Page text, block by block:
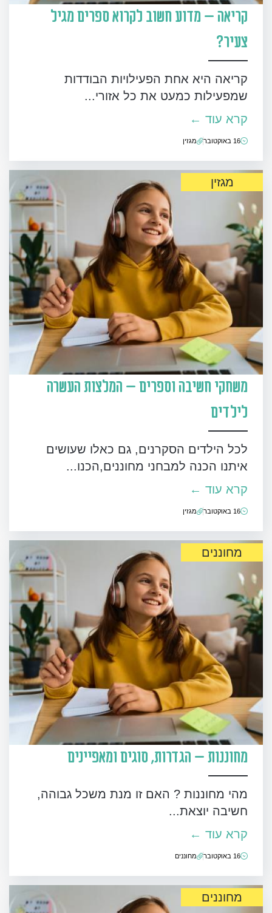
קריאה – מדוע חשוב לקרוא ספרים מגיל
צעיר?
קריאה היא אחת הפעילויות הבודדות
שמפעילות כמעט את כל אזורי...
קרא עוד ←
מגזין 16 באוקטובר
מגזין
משחקי חשיבה וספרים – המלצות העשרה
לילדים
לכל הילדים הסקרנים, גם כאלו שעושים
איתנו הכנה למבחני מחוננים,הכנו...
קרא עוד ←
מגזין 16 באוקטובר
מחוננים
מחוננות – הגדרות, סוגים ומאפיינים
מהי מחוננות ? האם זו מנת משכל גבוהה,
חשיבה יוצאת...
קרא עוד ←
מחוננים 16 באוקטובר
מחוננים